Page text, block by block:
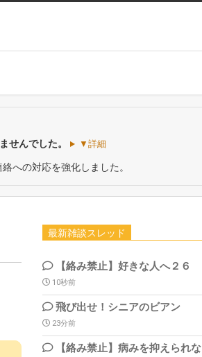
せんでした。 ▼詳細
への対応を強化しました。
最新雑談スレッド
【絡み禁止】好きな人へ２６
10秒前
飛び出せ！シニアのビアン
23分前
【絡み禁止】病みを抑えられな